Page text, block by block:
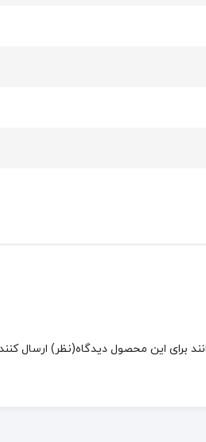
برای این محصول دیدگاه(نظر) ارسال